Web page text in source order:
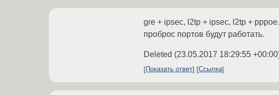
gre + ipsec, l2tp + ipsec, l2tp +
проброс портов будут работать.
Deleted (23.05.2017 18:29:55 +00:00
Показать ответ Ссылка